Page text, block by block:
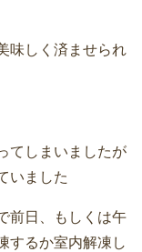
味しく済ませられ
てしまいましたが
いました
前日、もしくは午
するか室内解凍し